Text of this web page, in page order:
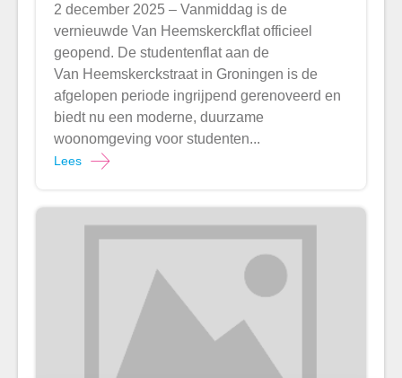
2 december 2025 – Vanmiddag is de
vernieuwde Van Heemskerckflat officieel
geopend. De studentenflat aan de
Van Heemskerckstraat in Groningen is de
afgelopen periode ingrijpend gerenoveerd en
biedt nu een moderne, duurzame
woonomgeving voor studenten...
Lees